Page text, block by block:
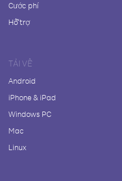
Cước phí
Hỗ trợ
TẢI VỀ
Android
iPhone & iPad
Windows PC
Mac
Linux